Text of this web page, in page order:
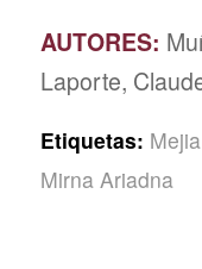
AUTORES:
Laporte,
Etiquetas:
Mirna Ariadna